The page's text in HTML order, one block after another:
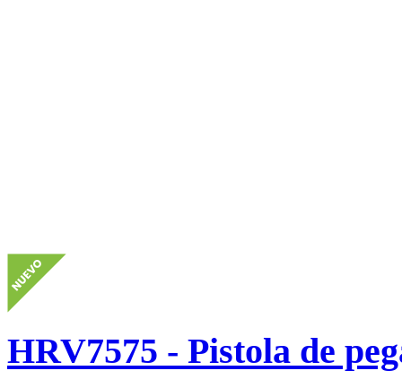
HRV7575 - Pistola de